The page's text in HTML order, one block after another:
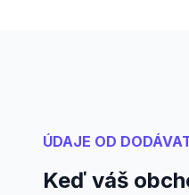
ÚDAJE OD
Keď váš